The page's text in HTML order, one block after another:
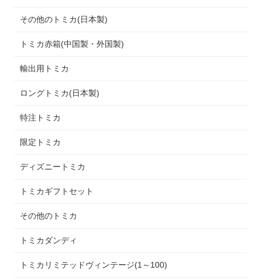
その他のトミカ(日本製)
トミカ赤箱(中国製・外国製)
輸出用トミカ
ロングトミカ(日本製)
特注トミカ
限定トミカ
ディズニートミカ
トミカギフトセット
その他のトミカ
トミカダンディ
トミカリミテッドヴィンテージ(1～100)